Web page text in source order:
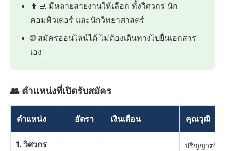
👨‍💻 มีหลายสายงานให้เลือก ทั้งวิศวกร นัก
คอมพิวเตอร์ และนักวิทยาศาสตร์
🌐 สมัครออนไลน์ได้ ไม่ต้องเดินทางไปยื่นเอกสาร
เอง
👥 ตำแหน่งที่เปิดรับสมัคร
ตำแหน่ง อัตรา เงินเดือน คุณวุฒิ
1. วิศวกร
ปริญญาตรีท